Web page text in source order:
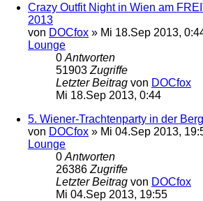
Crazy Outfit Night in Wien am
2013
von DOCfox » Mi 18.Sep 2013,
Lounge
0 Antworten
51903 Zugriffe
Letzter Beitrag von DOCfox
Mi 18.Sep 2013, 0:44
5. Wiener-Trachtenparty in der
von DOCfox » Mi 04.Sep 2013,
Lounge
0 Antworten
26386 Zugriffe
Letzter Beitrag von DOCfox
Mi 04.Sep 2013, 19:55